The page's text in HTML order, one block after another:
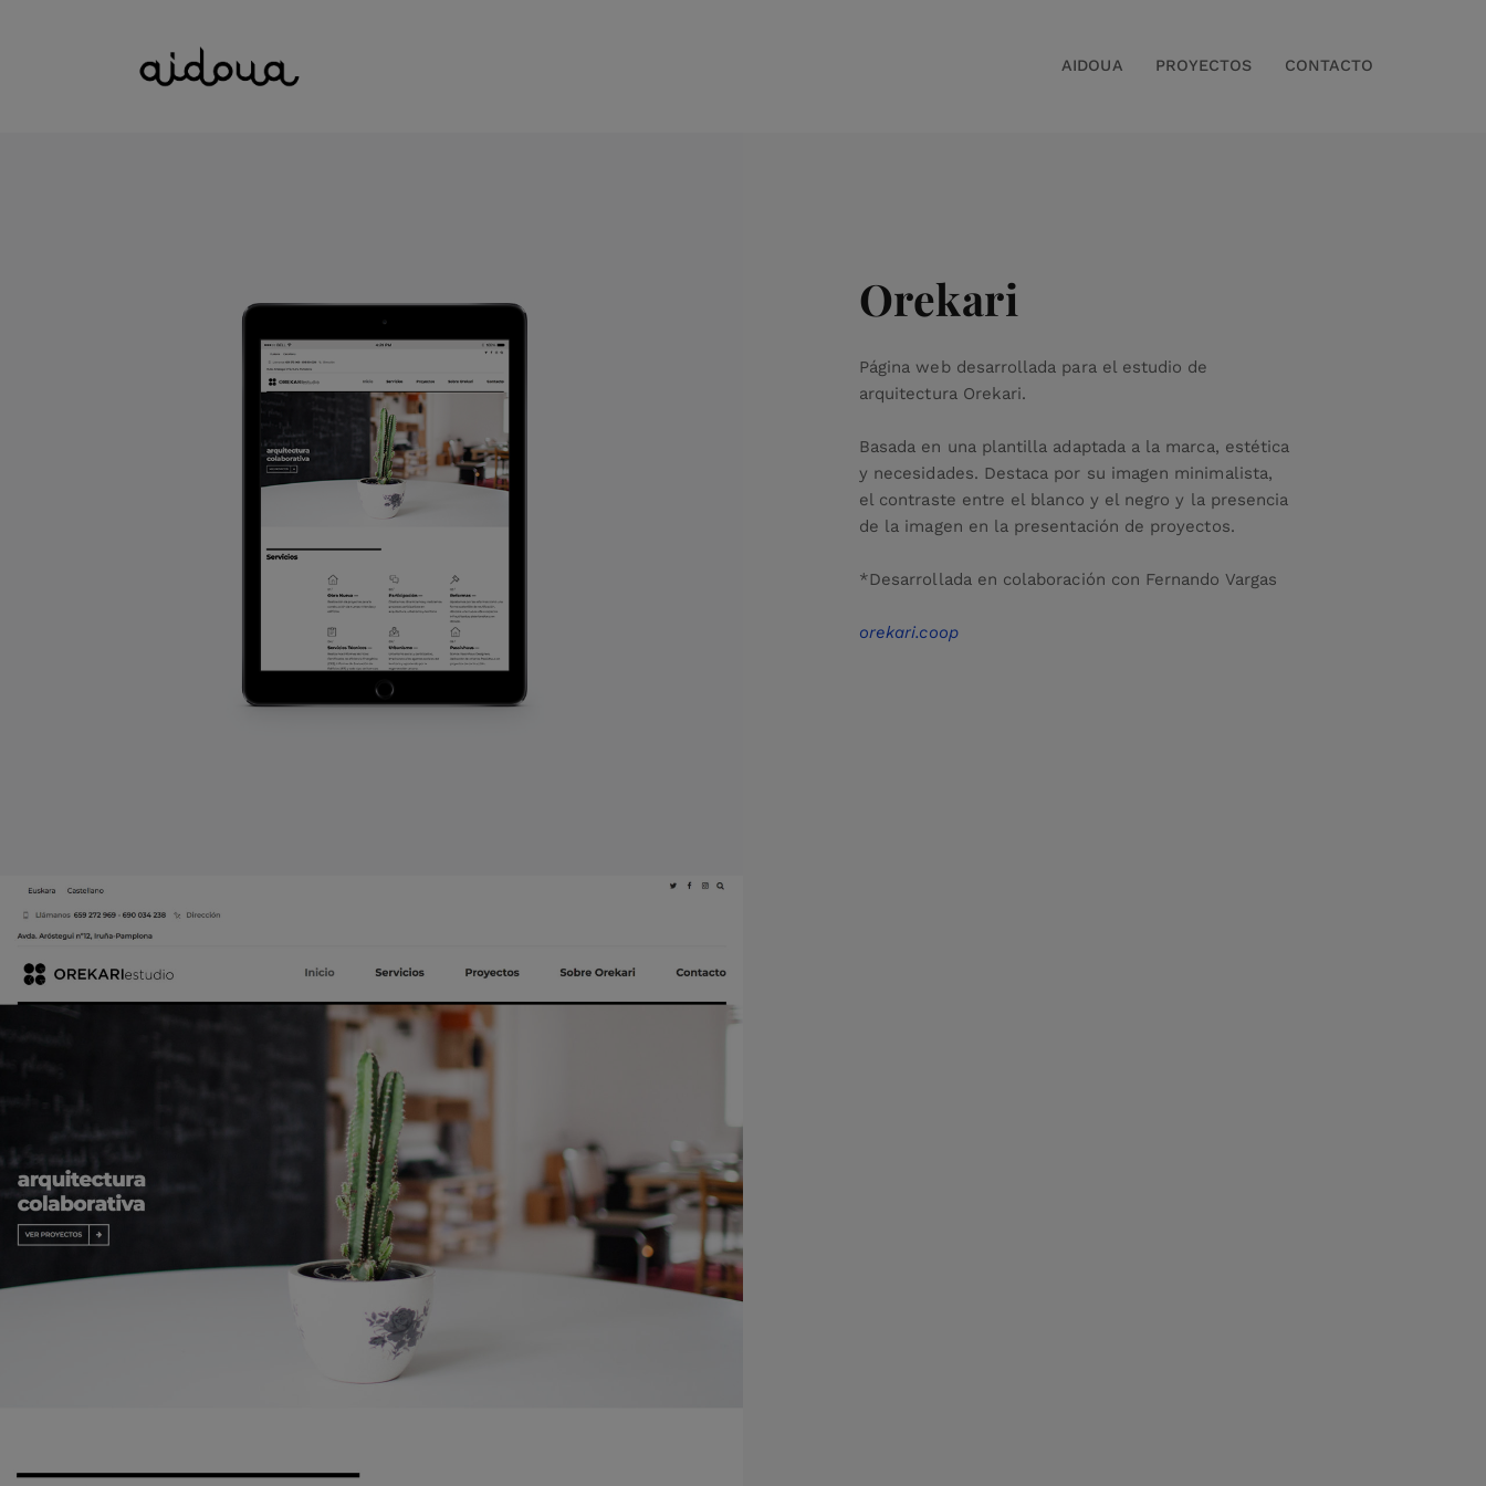
AIDOUA PROYECTOS CONTACTO
Orekari
Página web desarrollada para el estudio de
arquitectura Orekari.
Basada en una plantilla adaptada a la marca, estética
y necesidades. Destaca por su imagen minimalista,
el contraste entre el blanco y el negro y la presencia
de la imagen en la presentación de proyectos.
*Desarrollada en colaboración con Fernando Vargas
orekari.coop